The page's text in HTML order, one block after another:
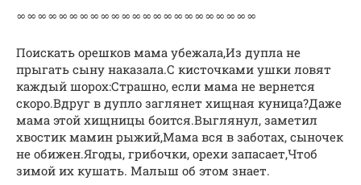
∞∞∞∞∞∞∞∞∞∞∞∞∞∞∞∞∞∞∞∞∞∞∞
Поискать орешков мама убежала,Из дупла не
прыгать сыну наказала.С кисточками ушки ловят
каждый шорох:Страшно, если мама не вернется
скоро.Вдруг в дупло заглянет хищная куница?Даже
мама этой хищницы боится.Выглянул, заметил
хвостик мамин рыжий,Мама вся в заботах, сыночек
не обижен.Ягоды, грибочки, орехи запасает,Чтоб
зимой их кушать. Малыш об этом знает.